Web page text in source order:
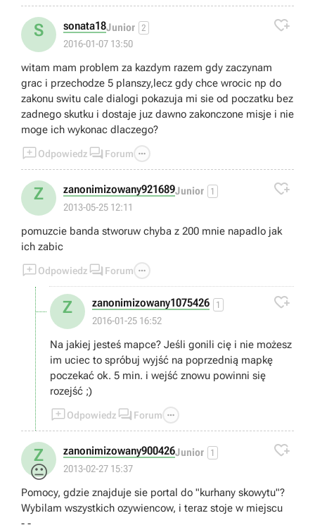
S sonata18Junior 2
2016-01-07 13:50

witam mam problem za kazdym razem gdy zaczynam
grac i przechodze 5 planszy,lecz gdy chce wrocic np do
zakonu switu cale dialogi pokazuja mi sie od poczatku bez
zadnego skutku i dostaje juz dawno zakonczone misje i nie
moge ich wykonac dlaczego?
Odpowiedz  Forum 
Z zanonimizowany921689Junior 1
2013-05-25 12:11

pomuzcie banda stworuw chyba z 200 mnie napadlo jak
ich zabic
Odpowiedz  Forum 
Z zanonimizowany1075426 1
2016-01-25 16:52

Na jakiej jesteś mapce? Jeśli gonili cię i nie możesz
im uciec to spróbuj wyjść na poprzednią mapkę
poczekać ok. 5 min. i wejść znowu powinni się
rozejść ;)
Odpowiedz  Forum 
Z
😐
zanonimizowany900426Junior 1
2013-02-27 15:37

Pomocy, gdzie znajduje sie portal do "kurhany skowytu"?
Wybilam wszystkich ozywiencow, i teraz stoje w miejscu